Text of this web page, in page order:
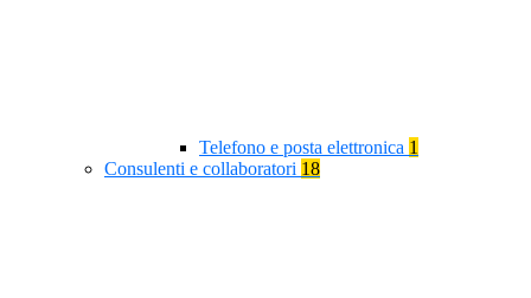
Telefono e posta elettronica 1
Consulenti e collaboratori 18